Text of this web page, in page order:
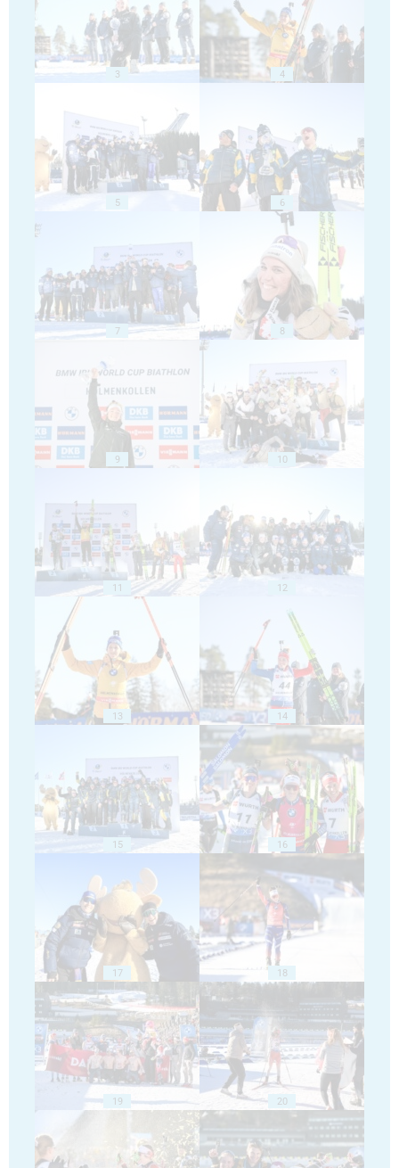
3 4
5 6
7 8
9 10
11 12
13 14
15 16
17 18
19 20